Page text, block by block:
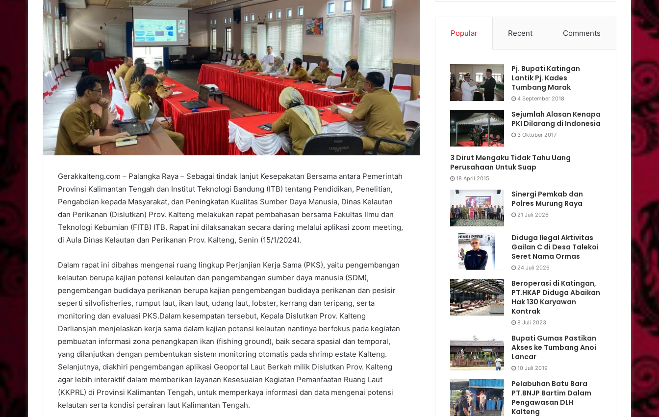
Gerakkalteng.com – Palangka Raya – Sebagai tindak lanjut Kesepakatan Bersama antara Pemerintah
Provinsi Kalimantan Tengah dan Institut Teknologi Bandung (ITB) tentang Pendidikan, Penelitian,
Pengabdian kepada Masyarakat, dan Peningkatan Kualitas Sumber Daya Manusia, Dinas Kelautan
dan Perikanan (Dislutkan) Prov. Kalteng melakukan rapat pembahasan bersama Fakultas Ilmu dan
Teknologi Kebumian (FITB) ITB. Rapat ini dilaksanakan secara daring melalui aplikasi zoom meeting,
di Aula Dinas Kelautan dan Perikanan Prov. Kalteng, Senin (15/1/2024).
Dalam rapat ini dibahas mengenai ruang lingkup Perjanjian Kerja Sama (PKS), yaitu pengembangan
kelautan berupa kajian potensi kelautan dan pengembangan sumber daya manusia (SDM),
pengembangan budidaya perikanan berupa kajian pengembangan budidaya perikanan dan pesisir
seperti silvofisheries, rumput laut, ikan laut, udang laut, lobster, kerrang dan teripang, serta
monitoring dan evaluasi PKS.Dalam kesempatan tersebut, Kepala Dislutkan Prov. Kalteng
Darliansjah menjelaskan kerja sama dalam kajian potensi kelautan nantinya berfokus pada kegiatan
pembuatan informasi zona penangkapan ikan (fishing ground), baik secara spasial dan temporal,
yang dilanjutkan dengan pembentukan sistem monitoring otomatis pada shrimp estate Kalteng.
Selanjutnya, diakhiri pengembangan aplikasi Geoportal Laut Berkah milik Dislutkan Prov. Kalteng
agar lebih interaktif dalam memberikan layanan Kesesuaian Kegiatan Pemanfaatan Ruang Laut
(KKPRL) di Provinsi Kalimantan Tengah, untuk memperkaya informasi dan data mengenai potensi
kelautan serta kondisi perairan laut Kalimantan Tengah.
Popular Recent Comments
Pj. Bupati Katingan
Lantik Pj. Kades
Tumbang Marak
4 September 2018
Sejumlah Alasan Kenapa
PKI Dilarang di Indonesia
3 Oktober 2017
3 Dirut Mengaku Tidak Tahu Uang
Perusahaan Untuk Suap
18 April 2015
Sinergi Pemkab dan
Polres Murung Raya
21 Juli 2026
Diduga Ilegal Aktivitas
Gailan C di Desa Talekoi
Seret Nama Ormas
24 Juli 2026
Beroperasi di Katingan,
PT.HKAP Diduga Abaikan
Hak 130 Karyawan
Kontrak
8 Juli 2023
Bupati Gumas Pastikan
Akses ke Tumbang Anoi
Lancar
10 Juli 2019
Pelabuhan Batu Bara
PT.BNJP Bartim Dalam
Pengawasan DLH
Kalteng